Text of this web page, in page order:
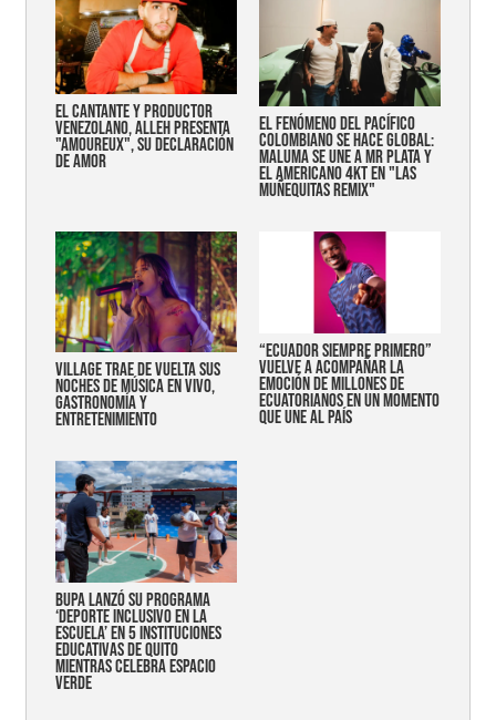
EL CANTANTE Y PRODUCTOR
VENEZOLANO, ALLEH PRESENTA
"AMOUREUX", SU DECLARACIÓN
DE AMOR
EL FENÓMENO DEL PACÍFICO
COLOMBIANO SE HACE GLOBAL:
MALUMA SE UNE A MR PLATA Y
EL AMERICANO 4KT EN "LAS
MUÑEQUITAS REMIX"
Village trae de vuelta sus
noches de música en vivo,
gastronomía y
entretenimiento
“Ecuador siempre primero”
vuelve a acompañar la
emoción de millones de
ecuatorianos en un momento
que une al país
Bupa lanzó su programa
‘Deporte Inclusivo en la
Escuela’ en 5 instituciones
educativas de Quito
mientras celebra espacio
verde